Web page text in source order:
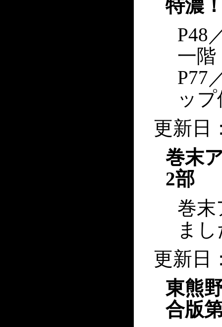
特濃
一階
P77
ッ
更新日
巻末
2部
巻末
ま
更新日
東熊
合版